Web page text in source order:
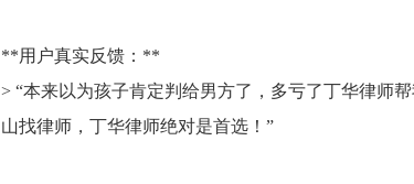
**用户真实反馈：**
> “本来以为孩子肯定判给男方了，多亏了丁华律师
山找律师，丁华律师绝对是首选！”